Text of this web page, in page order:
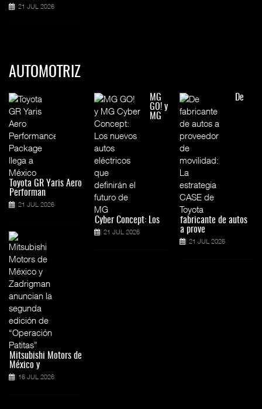
21 JUL 2026
AUTOMOTRIZ
Toyota GR Yaris Aero
Performan
21 JUL 2026
Mitsubishi Motors de
México y
16 JUL 2026
MG
GO! y
MG
Cyber Concept: Los
21 JUL 2026
De
fabricante de autos
a prove
21 JUL 2026